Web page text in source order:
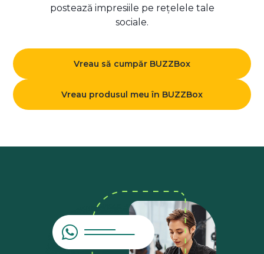
postează impresiile pe rețelele tale
sociale.
Vreau să cumpăr BUZZBox
Vreau produsul meu în BUZZBox